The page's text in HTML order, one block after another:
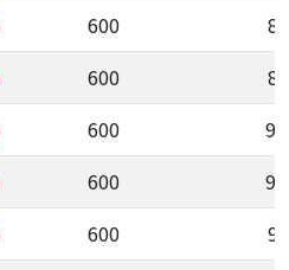
600
82
600
82
600
600
600
91